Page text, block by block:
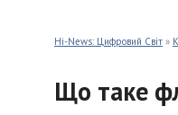
Hi-News: Цифровий Світ »
Що таке